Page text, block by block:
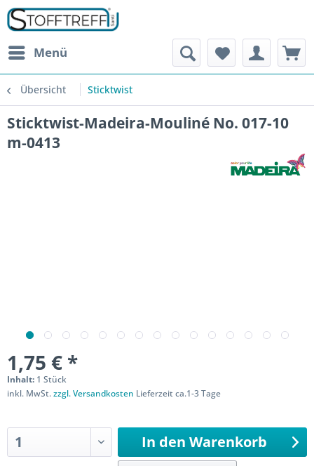
Menü
Übersicht Sticktwist
Sticktwist-Madeira-Mouliné No. 017-10
m-0413
1,75 € *
Inhalt: 1 Stück
inkl. MwSt.zzgl. Versandkosten Lieferzeit ca.1-3 Tage
In den Warenkorb